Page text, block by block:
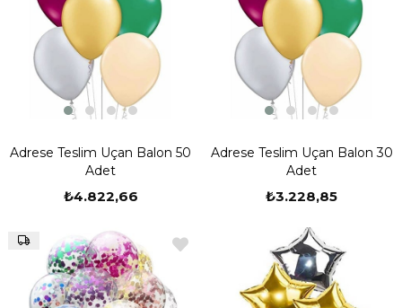
Adrese Teslim Uçan Balon 50
Adet
₺4.822,66
Adrese Teslim Uçan Balon 30
Adet
₺3.228,85